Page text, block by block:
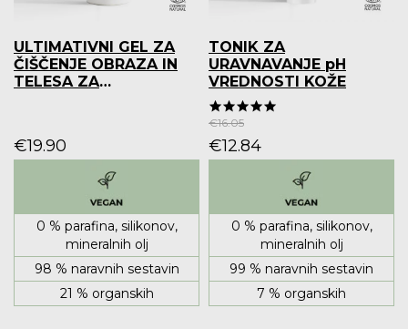
ULTIMATIVNI GEL ZA
ČIŠČENJE OBRAZA IN
TELESA ZA
€19.90
0 % parafina, silikonov,
mineralnih olj
98 % naravnih sestavin
21 % organskih
TONIK ZA
URAVNAVANJE pH
VREDNOSTI KOŽE
€16.05
€12.84
0 % parafina, silikonov,
mineralnih olj
99 % naravnih sestavin
7 % organskih